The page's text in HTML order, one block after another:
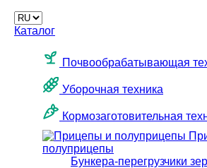
Каталог
Почвообрабатывающая
Уборочная техника
Кормозаготовительная
полуприцепы
Бункера-перегрузчики